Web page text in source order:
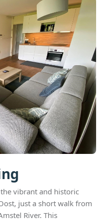
vibrant and historic
just a short walk from
River. This